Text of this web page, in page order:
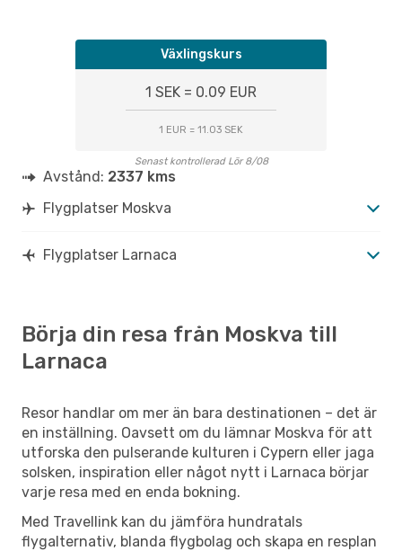
Växlingskurs
1 SEK = 0.09 EUR
1 EUR = 11.03 SEK
Senast kontrollerad Lör 8/08
Avstånd: 2337 kms
Flygplatser Moskva
Flygplatser Larnaca
Börja din resa från Moskva till
Larnaca
Resor handlar om mer än bara destinationen – det är
en inställning. Oavsett om du lämnar Moskva för att
utforska den pulserande kulturen i Cypern eller jaga
solsken, inspiration eller något nytt i Larnaca börjar
varje resa med en enda bokning.
Med Travellink kan du jämföra hundratals
flygalternativ, blanda flygbolag och skapa en resplan